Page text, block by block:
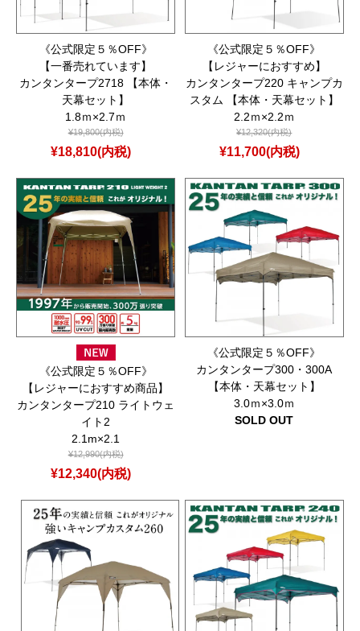
《公式限定５％OFF》
【一番売れています】
カンタンタープ2718 【本体・
天幕セット】
1.8ｍ×2.7ｍ
¥19,800(内税)
¥18,810(内税)
《公式限定５％OFF》
【レジャーにおすすめ】
カンタンタープ220 キャンプカ
スタム 【本体・天幕セット】
2.2ｍ×2.2ｍ
¥12,320(内税)
¥11,700(内税)
《公式限定５％OFF》
【レジャーにおすすめ商品】
カンタンタープ210 ライトウェ
イト2
2.1m×2.1
¥12,990(内税)
¥12,340(内税)
《公式限定５％OFF》
カンタンタープ300・300A
【本体・天幕セット】
3.0ｍ×3.0ｍ
SOLD OUT